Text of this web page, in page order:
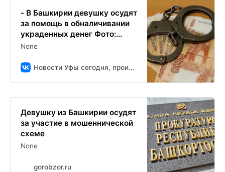
- В Башкирии девушку осудят
за помощь в обналичивании
украденных денег Фото:...
None
Новости Уфы сегодня, происшествия, ЧП и ДТП
Девушку из Башкирии осудят
за участие в мошеннической
схеме
None
gorobzor.ru